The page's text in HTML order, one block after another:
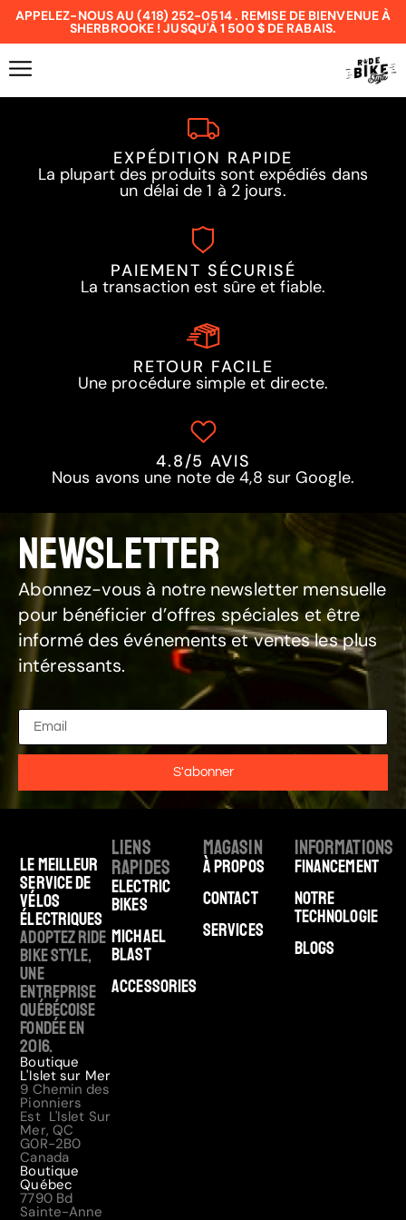
APPELEZ-NOUS AU (418) 252-0514 . REMISE DE BIENVENUE À
SHERBROOKE ! JUSQU'À 1 500 $ DE RABAIS.
EXPÉDITION RAPIDE
La plupart des produits sont expédiés dans
un délai de 1 à 2 jours.
PAIEMENT SÉCURISÉ
La transaction est sûre et fiable.
RETOUR FACILE
Une procédure simple et directe.
4.8/5 AVIS
Nous avons une note de 4,8 sur Google.
NEWSLETTER
Abonnez-vous à notre newsletter mensuelle
pour bénéficier d’offres spéciales et être
informé des événements et ventes les plus
intéressants.
S'abonner
Le meilleur
service de
vélos
électriques
Adoptez Ride
Bike Style,
une
entreprise
québécoise
fondée en
2016.
Boutique
L'Islet sur Mer
9 Chemin des
Pionniers
Est L'Islet Sur
Mer, QC
G0R-2B0
Canada
Boutique
Québec
7790 Bd
Sainte-Anne
Liens
rapides
Electric
Bikes
Michael
Blast
Accessories
Magasin
À Propos
Contact
Services
Informations
Financement
Notre
technologie
Blogs